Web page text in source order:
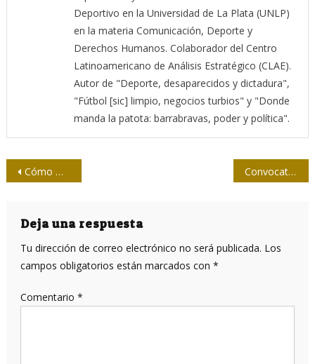
Deportivo en la Universidad de La Plata (UNLP)
en la materia Comunicación, Deporte y
Derechos Humanos. Colaborador del Centro
Latinoamericano de Análisis Estratégico (CLAE).
Autor de "Deporte, desaparecidos y dictadura",
"Fútbol [sic] limpio, negocios turbios" y "Donde
manda la patota: barrabravas, poder y política".
Navegación
entradas
Cómo Washington y Ankara cambiaron el “régimen” en Damasco Convocatoria a Premio Ramal de Periodismo por la obra del año, Guillermo Cabrera Álvarez
Deja una respuesta
Tu dirección de correo electrónico no será publicada. Los
campos obligatorios están marcados con *
Comentario *